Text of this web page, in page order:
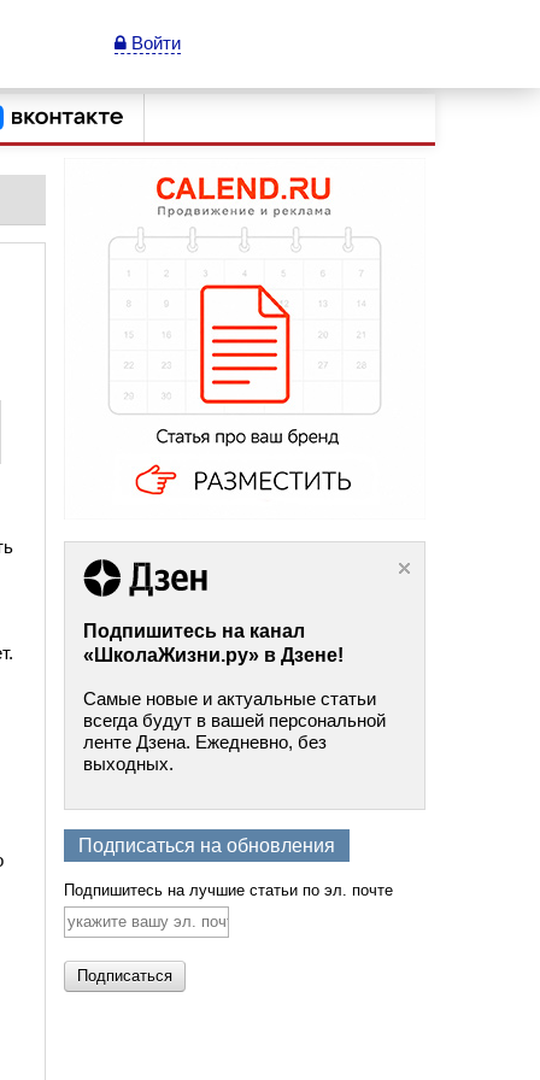
Войти
Подпишитесь на канал
«ШколаЖизни.ру» в Дзене!
Самые новые и актуальные статьи
всегда будут в вашей персональной
ленте Дзена. Ежедневно, без
выходных.
Подписаться на обновления
Подпишитесь на лучшие статьи по эл. почте